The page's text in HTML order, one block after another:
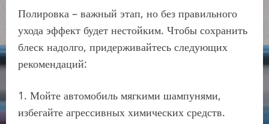
Полировка – важный этап, но без правильного
ухода эффект будет нестойким. Чтобы сохранить
блеск надолго, придерживайтесь следующих
рекомендаций:
Мойте автомобиль мягкими шампунями,
избегайте агрессивных химических средств.